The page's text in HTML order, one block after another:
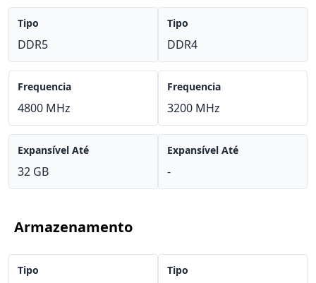
Tipo
DDR5
Frequencia
4800 MHz
Expansível Até
32 GB
Tipo
DDR4
Frequencia
3200 MHz
Expansível Até
-
Armazenamento
Tipo Tipo